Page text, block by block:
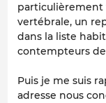
particulièrement
vertébrale, un
dans la liste
contempteurs
Puis je me suis
adresse nous